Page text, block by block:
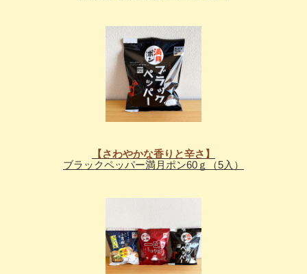
【さわやかな香りと辛さ】
ブラックペッパー満月ポン60ｇ（5入）